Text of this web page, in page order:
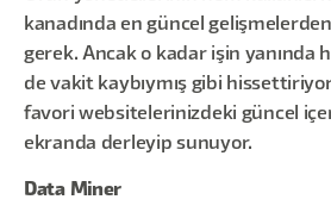
kanadında en güncel
gerek. Ancak o kadar işin yanında
de vakit kaybıymış gibi
favori websitelerinizdeki güncel
ekranda derleyip sunuyor.
Data Miner